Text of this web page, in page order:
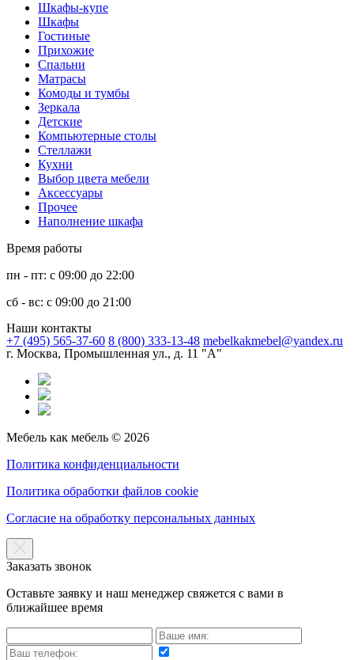
Шкафы-купе
Шкафы
Гостиные
Прихожие
Спальни
Матрасы
Комоды и тумбы
Зеркала
Детские
Компьютерные столы
Стеллажи
Кухни
Выбор цвета мебели
Аксессуары
Прочее
Наполнение шкафа
Время работы
пн - пт: с 09:00 до 22:00
сб - вс: с 09:00 до 21:00
Наши контакты
+7 (495) 565-37-60 8 (800) 333-13-48 mebelkakmebel@yandex.ru
г. Москва, Промышленная ул., д. 11 "А"
Мебель как мебель © 2026
Политика конфиденциальности
Политика обработки файлов cookie
Согласие на обработку персональных данных
Заказать звонок
Оставьте заявку и наш менеджер свяжется с вами в
ближайшее время